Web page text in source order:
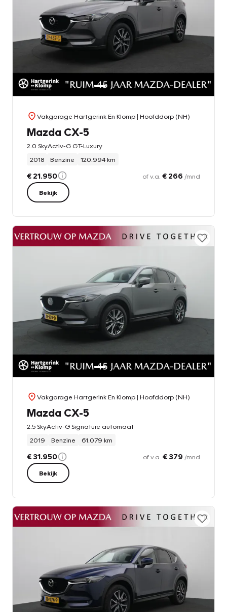
Vakgarage Hartgerink En Klomp| Hoofddorp (NH)
Mazda CX-5
2.0 SkyActiv-G GT-Luxury
2018
Benzine 120.994 km
€ 21.950 of v.a. € 266 /mnd
Bekijk
Vakgarage Hartgerink En Klomp| Hoofddorp (NH)
Mazda CX-5
2.5 SkyActiv-G Signature automaat
2019
Benzine 61.079 km
€ 31.950 of v.a. € 379 /mnd
Bekijk